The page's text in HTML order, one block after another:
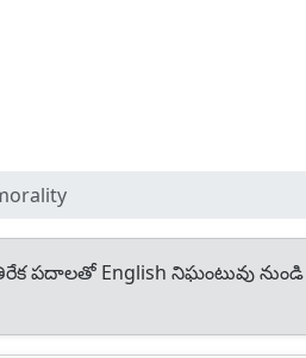
పదాలతో English నిఘంటువు నుండి